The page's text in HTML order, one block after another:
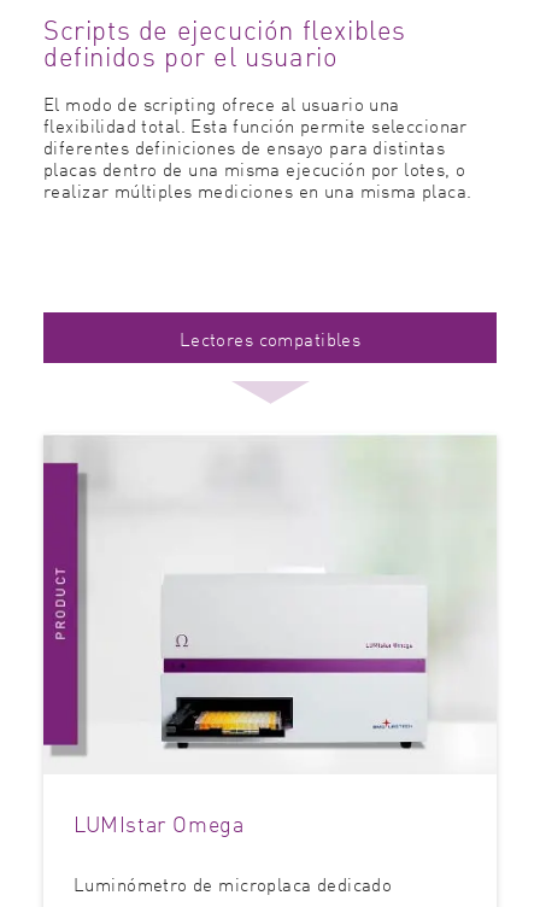
Scripts de ejecución flexibles
definidos por el usuario
El modo de scripting ofrece al usuario una
flexibilidad total. Esta función permite seleccionar
diferentes definiciones de ensayo para distintas
placas dentro de una misma ejecución por lotes, o
realizar múltiples mediciones en una misma placa.
Lectores compatibles
LUMIstar Omega
Luminómetro de microplaca dedicado